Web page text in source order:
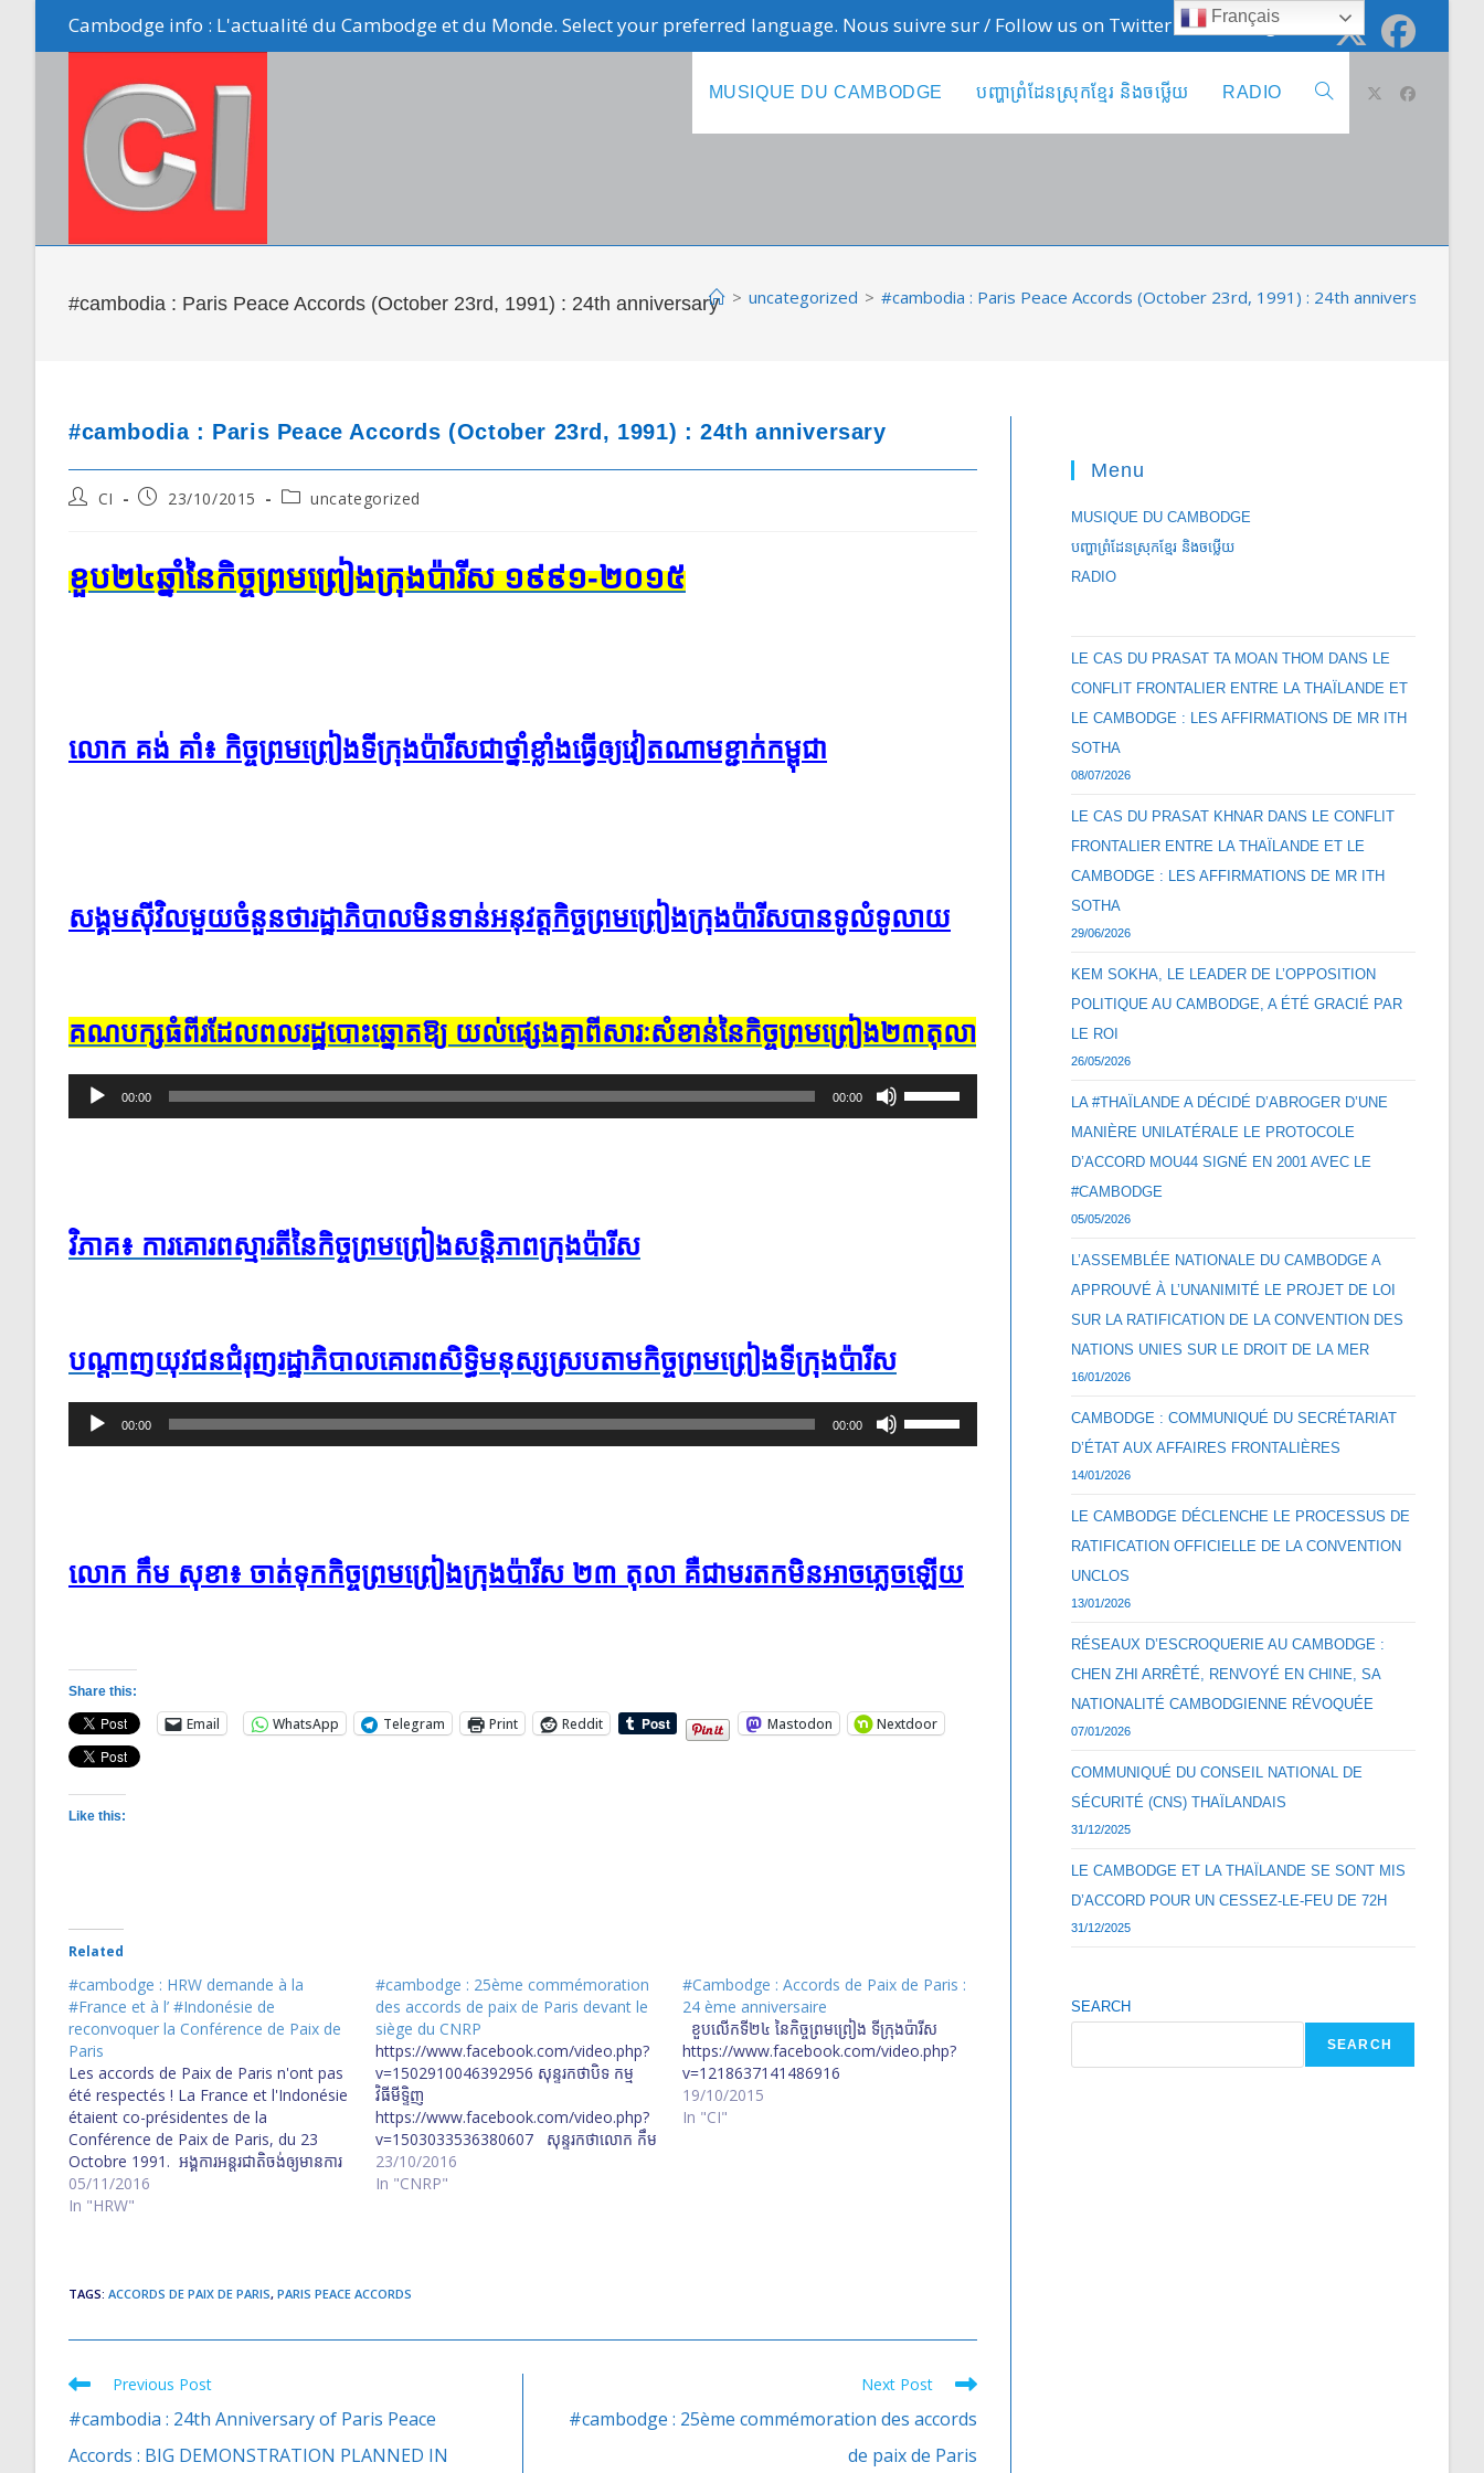
Cambodge info : L'actualité du Cambodge et du Monde. Select your preferred language. Nous suivre sur / Follow us on Twitter @cambodge_info
MUSIQUE DU CAMBODGE បញ្ហាព្រំដែនស្រុកខ្មែរ និងចឞ្លើយ RADIO Toggle
#cambodia : Paris Peace Accords (October 23rd, 1991) : 24th anniversary > uncategorized > #cambodia : Paris Peace Accords (October 23rd, 1991) : 24th anniversary
#cambodia : Paris Peace Accords (October 23rd, 1991) : 24th anniversary
PostCI
Post23/10/2015
Postuncategorized
ខួប២៤​ឆ្នាំ​នៃ​កិច្ចព្រមព្រៀង​ក្រុង​ប៉ារីស ១៩៩១-២០១៥
លោក គង់ គាំ៖ កិច្ច​ព្រមព្រៀង​ទីក្រុង​ប៉ារីស​ជា​ថ្នាំ​ខ្លាំង​ធ្វើ​ឲ្យ​វៀតណាម​ខ្ជាក់​កម្ពុជា
សង្គម​ស៊ីវិល​មួយ​ចំនួន​ថា​រដ្ឋាភិបាល​មិន​ទាន់​អនុវត្ត​កិច្ចព្រមព្រៀង​ក្រុង​ប៉ារីស​បាន​ទូលំទូលាយ
គណបក្ស​ធំ​ពីរ​ដែល​ពលរដ្ឋ​បោះឆ្នោត​ឱ្យ ​យល់​ផ្សេង​គ្នា​ពី​សារៈសំខាន់​នៃ​កិច្ចព្រមព្រៀង​២៣​តុលា
Audio
Player
00:00 00:00
Use
Up/Down
វិភាគ​៖ ការគោរព​ស្មារតី​នៃ​កិច្ចព្រមព្រៀង​សន្តិភាព​ក្រុងប៉ារីស​​
បណ្តាញ​យុវជន​ជំរុញ​រដ្ឋាភិបាល​គោរព​សិទ្ធិមនុស្ស​ស្របតាម​កិច្ចព្រមព្រៀង​ទីក្រុង​ប៉ារីស
Audio
Player
00:00 00:00
Use
Up/Down
increase
លោក​ កឹម​ សុខា​៖ ចាត់ទុក​កិច្ចព្រមព្រៀង​ក្រុង​ប៉ារីស ២៣ តុលា គឺជា​មរតក​មិនអាច​ភ្លេច​ឡើយ​​
Share this:
Email WhatsApp Telegram Print Reddit Mastodon Nextdoor
Like this:
Related
#cambodge : HRW demande à la
#France et à l’ #Indonésie de
reconvoquer la Conférence de Paix de
Paris
Les accords de Paix de Paris n'ont pas
été respectés ! La France et l'Indonésie
étaient co-présidentes de la
Conférence de Paix de Paris, du 23
Octobre 1991. អង្គការ​អន្តរជាតិ​ចង់​ឲ្យ​មាន​ការ​
សើរើ​កិច្ច​ព្រមព្រៀង​សន្តិភាព​ក្រុង​ប៉ារីស​ឡើង​វិញ
នាយក​ប្រតិបត្តិ​នៃ​អង្គការ​ឃ្លាំមើល​សិទ្ធិមនុស្ស​
ប៉ារីស ត្រូវ​បាន​លោក ហ៊ុន សែន រំលោភ​តាំង​ពី​ថ្ងៃ​
១៩៩៣ បើ​ទោះ​បី​លោក ហ៊ុន…
05/11/2016
In "HRW"
#cambodge : 25ème commémoration
des accords de paix de Paris devant le
siège du CNRP
https://www.facebook.com/video.php?
v=1502910046392956 សុន្ទរកថាបិទ កម្ម
វិធីមីទ្ទិញ
https://www.facebook.com/video.php?
v=1503033536380607 សុន្ទរកថាលោក កឹម
សុខាក្នុងខួបលើកទី២៥ នៃកិច្ចព្រមព្រៀងក្រុងប៉ារីស
គណបក្ស​សង្គ្រោះ​ជាតិ​ប្រារព្ធ​ខួប​លើក​ទី​២៥​នៃ​កិច្ច
23/10/2016
In "CNRP"
#Cambodge : Accords de Paix de Paris :
24 ème anniversaire
ខួបលើកទី២៤ នៃកិច្ចព្រមព្រៀង ទីក្រុងប៉ារីស
https://www.facebook.com/video.php?
v=1218637141486916
19/10/2015
In "CI"
TAGS: ACCORDS DE PAIX DE PARIS, PARIS PEACE ACCORDS
Read
more
Previous Post
#cambodia : 24th Anniversary of Paris Peace
Accords : BIG DEMONSTRATION PLANNED IN
Next Post
#cambodge : 25ème commémoration des accords
de paix de Paris
Menu
MUSIQUE DU CAMBODGE
បញ្ហាព្រំដែនស្រុកខ្មែរ និងចឞ្លើយ
RADIO
LE CAS DU PRASAT TA MOAN THOM DANS LE
CONFLIT FRONTALIER ENTRE LA THAÏLANDE ET
LE CAMBODGE : LES AFFIRMATIONS DE MR ITH
SOTHA
08/07/2026
LE CAS DU PRASAT KHNAR DANS LE CONFLIT
FRONTALIER ENTRE LA THAÏLANDE ET LE
CAMBODGE : LES AFFIRMATIONS DE MR ITH
SOTHA
29/06/2026
KEM SOKHA, LE LEADER DE L’OPPOSITION
POLITIQUE AU CAMBODGE, A ÉTÉ GRACIÉ PAR
LE ROI
26/05/2026
LA #THAÏLANDE A DÉCIDÉ D’ABROGER D’UNE
MANIÈRE UNILATÉRALE LE PROTOCOLE
D’ACCORD MOU44 SIGNÉ EN 2001 AVEC LE
#CAMBODGE
05/05/2026
L’ASSEMBLÉE NATIONALE DU CAMBODGE A
APPROUVÉ À L’UNANIMITÉ LE PROJET DE LOI
SUR LA RATIFICATION DE LA CONVENTION DES
NATIONS UNIES SUR LE DROIT DE LA MER
16/01/2026
CAMBODGE : COMMUNIQUÉ DU SECRÉTARIAT
D’ÉTAT AUX AFFAIRES FRONTALIÈRES
14/01/2026
LE CAMBODGE DÉCLENCHE LE PROCESSUS DE
RATIFICATION OFFICIELLE DE LA CONVENTION
UNCLOS
13/01/2026
RÉSEAUX D’ESCROQUERIE AU CAMBODGE :
CHEN ZHI ARRÊTÉ, RENVOYÉ EN CHINE, SA
NATIONALITÉ CAMBODGIENNE RÉVOQUÉE
07/01/2026
COMMUNIQUÉ DU CONSEIL NATIONAL DE
SÉCURITÉ (CNS) THAÏLANDAIS
31/12/2025
LE CAMBODGE ET LA THAÏLANDE SE SONT MIS
D’ACCORD POUR UN CESSEZ-LE-FEU DE 72H
31/12/2025
SEARCH
SEARCH
Français